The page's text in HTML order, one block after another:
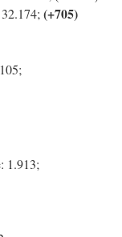
(+705)
1.913;